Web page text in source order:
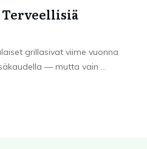
grillasivat viime vuonna
— mutta vain ...